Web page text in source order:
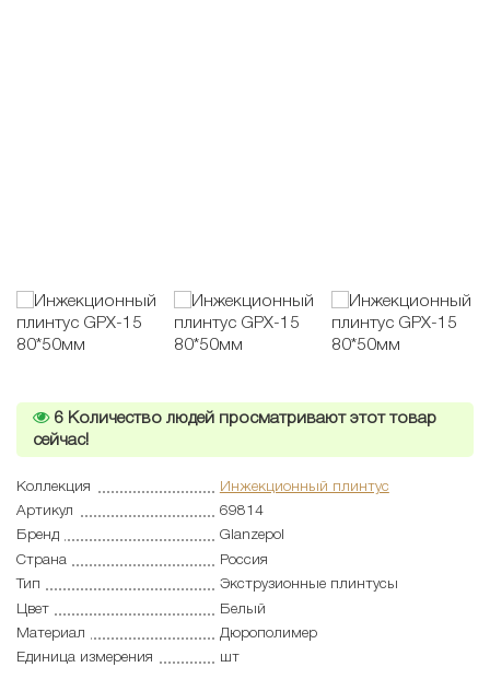
6 Количество людей просматривают этот товар
сейчас!
Коллекция
Инжекционный плинтус
Артикул
69814
Бренд
Glanzepol
Страна
Россия
Тип
Экструзионные плинтусы
Цвет
Белый
Материал
Дюрополимер
Единица измерения
шт